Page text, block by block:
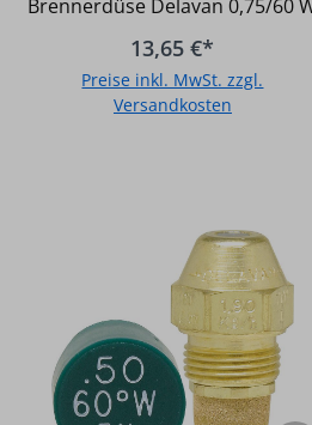
Brennerdüse Delavan 0,75/60
13,65 €*
Preise inkl. MwSt. zzgl.
Versandkosten